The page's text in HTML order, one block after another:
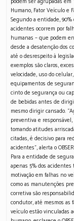
Humano, Fator Veículo e
Segundo a entidade, 90%
acidentes ocorrem por
humanas – que podem
desde a desatenção dos
até o desrespeito à
exemplos são claros,
velocidade, uso do
equipamentos de
cinto de segurança ou
de bebidas antes de
mesmo dirigir cansado.
preventiva e responsável,
tomando atitudes
citadas, é decisivo para
acidentes”, alerta o
Para a entidade de
apenas 5% dos acidentes
motivação em falhas no
como as manutenções
corretiva são
condutor, até mesmos as
veículo estão vinculadas